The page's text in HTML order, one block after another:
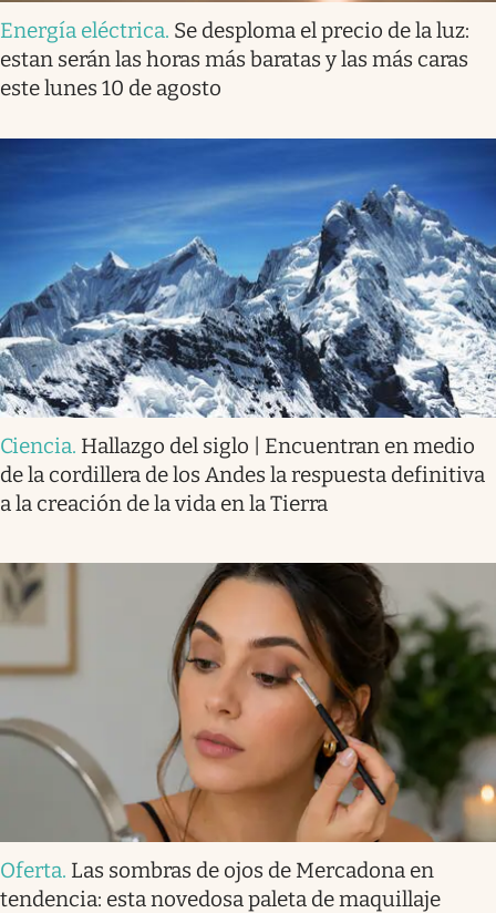
Energía eléctrica. Se desploma el precio de la luz:
estan serán las horas más baratas y las más caras
este lunes 10 de agosto
Ciencia. Hallazgo del siglo | Encuentran en medio
de la cordillera de los Andes la respuesta definitiva
a la creación de la vida en la Tierra
Oferta. Las sombras de ojos de Mercadona en
tendencia: esta novedosa paleta de maquillaje